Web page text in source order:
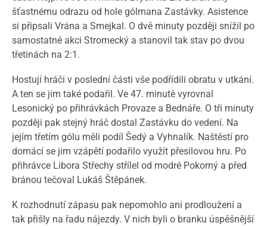
šťastnému odrazu od hole gólmana Zastávky. Asistence
si připsali Vrána a Smejkal. O dvě minuty později snížil po
samostatné akci Stromecký a stanovil tak stav po dvou
třetinách na 2:1.
Hostují hráči v poslední části vše podřídili obratu v utkání.
A ten se jim také podařil. Ve 47. minutě vyrovnal
Lesonický po přihrávkách Provaze a Bednáře. O tři minuty
později pak stejný hráč dostal Zastávku do vedení. Na
jejím třetím gólu měli podíl Šedý a Vyhnalík. Naštěstí pro
domácí se jim vzápětí podařilo využít přesilovou hru. Po
přihrávce Libora Střechy střílel od modré Pokorný a před
bránou tečoval Lukáš Štěpánek.
K rozhodnutí zápasu pak nepomohlo ani prodloužení a
tak přišly na řadu nájezdy. V nich byli o branku úspěšnější